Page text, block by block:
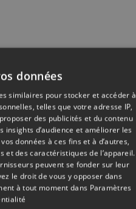
données
similaires pour stocker et accéder à
telles que votre adresse IP,
des publicités et du contenu
d’audience et améliorer les
données à ces fins et à d’autres,
et des caractéristiques de l’appareil.
peuvent se fonder sur leur
le droit de vous y opposer dans
à tout moment dans Paramètres